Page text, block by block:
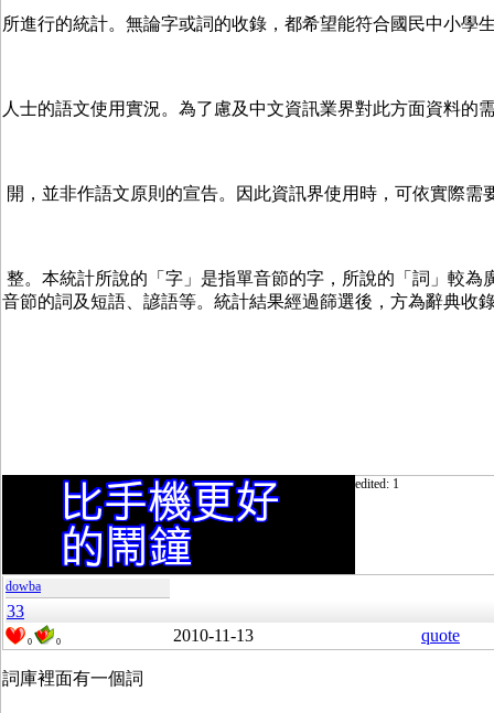
所進行的統計。無論字或詞的收錄，都希望能符合國民中小學
人士的語文使用實況。為了慮及中文資訊業界對此方面資料的
開，並非作語文原則的宣告。因此資訊界使用時，可依實際需
整。本統計所說的「字」是指單音節的字，所說的「詞」較為
音節的詞及短語、諺語等。統計結果經過篩選後，方為辭典收
edited: 1
dowba
33
0 0 2010-11-13 quote
詞庫裡面有一個詞